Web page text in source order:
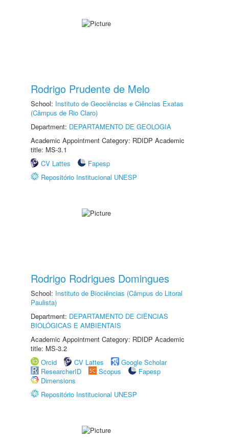
Rodrigo Prudente de Melo
School: Instituto de Geociências e Ciências Exatas
(Câmpus de Rio Claro)
Department: DEPARTAMENTO DE GEOLOGIA
Academic Appointment Category: RDIDP Academic
title: MS-3.1
CV Lattes
Fapesp
Repositório Institucional UNESP
Rodrigo Rodrigues Domingues
School: Instituto de Biociências (Câmpus do Litoral
Paulista)
Department: DEPARTAMENTO DE CIÊNCIAS
BIOLÓGICAS E AMBIENTAIS
Academic Appointment Category: RDIDP Academic
title: MS-3.2
Orcid
CV Lattes
Google Scholar
ResearcherID
Scopus
Fapesp
Dimensions
Repositório Institucional UNESP